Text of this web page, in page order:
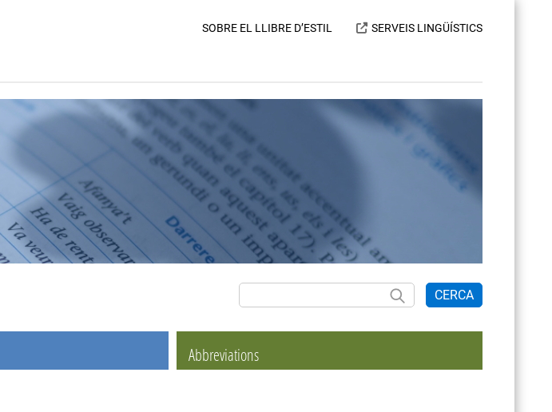
SOBRE EL LLIBRE D’ESTIL SERVEIS LINGÜÍSTICS
CERCA
Abbreviations